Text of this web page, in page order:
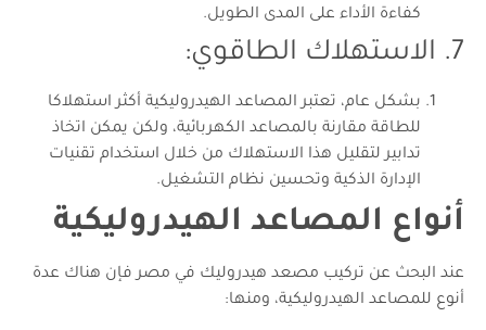
كفاءة الأداء على المدى الطويل.
7. الاستهلاك الطاقوي:
بشكل عام، تعتبر المصاعد الهيدروليكية أكثر استهلاكا
للطاقة مقارنة بالمصاعد الكهربائية، ولكن يمكن اتخاذ
تدابير لتقليل هذا الاستهلاك من خلال استخدام تقنيات
الإدارة الذكية وتحسين نظام التشغيل.
أنواع المصاعد الهيدروليكية
عند البحث عن تركيب مصعد هيدروليك في مصر فإن هناك عدة
أنوع للمصاعد الهيدروليكية، ومنها: